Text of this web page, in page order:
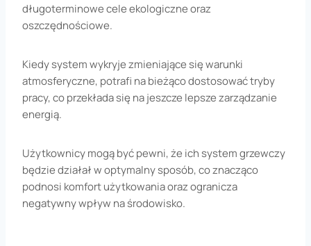
długoterminowe cele ekologiczne oraz
oszczędnościowe.
Kiedy system wykryje zmieniające się warunki
atmosferyczne, potrafi na bieżąco dostosować tryby
pracy, co przekłada się na jeszcze lepsze zarządzanie
energią.
Użytkownicy mogą być pewni, że ich system grzewczy
będzie działał w optymalny sposób, co znacząco
podnosi komfort użytkowania oraz ogranicza
negatywny wpływ na środowisko.